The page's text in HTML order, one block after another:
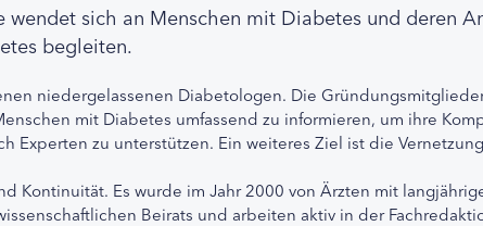
sich an Menschen mit Diabetes und deren
begleiten.
niedergelassenen Diabetologen. Die
mit Diabetes umfassend zu informieren, um ihre
Experten zu unterstützen. Ein weiteres Ziel ist die
Kontinuität. Es wurde im Jahr 2000 von Ärzten mit
Beirats und arbeiten aktiv in der